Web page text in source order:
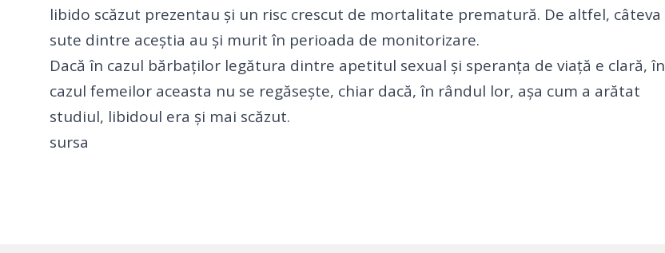
libido scăzut prezentau și un risc crescut de mortalitate prematură. De altfel, câteva
sute dintre aceștia au și murit în perioada de monitorizare.
Dacă în cazul bărbaților legătura dintre apetitul sexual și speranța de viață e clară, în
cazul femeilor aceasta nu se regăsește, chiar dacă, în rândul lor, așa cum a arătat
studiul, libidoul era și mai scăzut.
sursa